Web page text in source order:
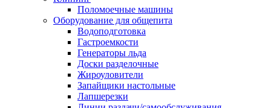
Поломоечные машины
Оборудование для общепита
Водоподготовка
Гастроемкости
Генераторы льда
Доски разделочные
Жироуловители
Запайщики настольные
Лапшерезки